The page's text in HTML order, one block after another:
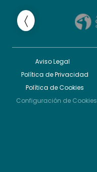
Aviso Legal
Política de Privacidad
Política de Cookies
Configuración de Cookies